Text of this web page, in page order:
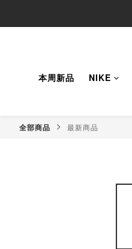
本周新品
NIKE
全部商品 最新商品